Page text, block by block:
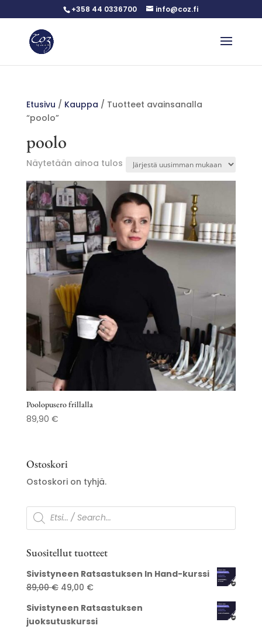
+358 44 0336700 info@coz.fi
Etusivu / Kauppa / Tuotteet avainsanalla
“poolo”
poolo
Näytetään ainoa tulos
Poolopusero frillalla
89,90 €
Ostoskori
Ostoskori on tyhjä.
Products
search
Suositellut tuotteet
Sivistyneen Ratsastuksen In Hand-kurssi
89,00€ Alkuperäinen
oli:
49,00 €Nykyinen
on:
Sivistyneen Ratsastuksen
juoksutuskurssi